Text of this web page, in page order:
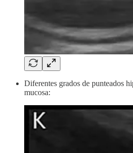
Diferentes grados de punteados
mucosa: